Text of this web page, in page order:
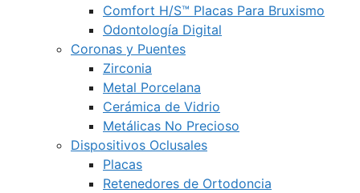
Comfort H/S™ Placas Para Bruxismo
Odontología Digital
Coronas y Puentes
Zirconia
Metal Porcelana
Cerámica de Vidrio
Metálicas No Precioso
Dispositivos Oclusales
Placas
Retenedores de Ortodoncia